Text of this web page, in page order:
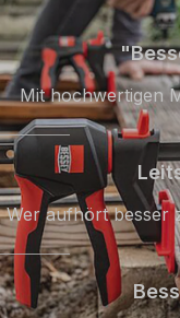
Mit hochwertigen
Wer aufhört besser